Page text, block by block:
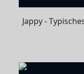
Jappy -